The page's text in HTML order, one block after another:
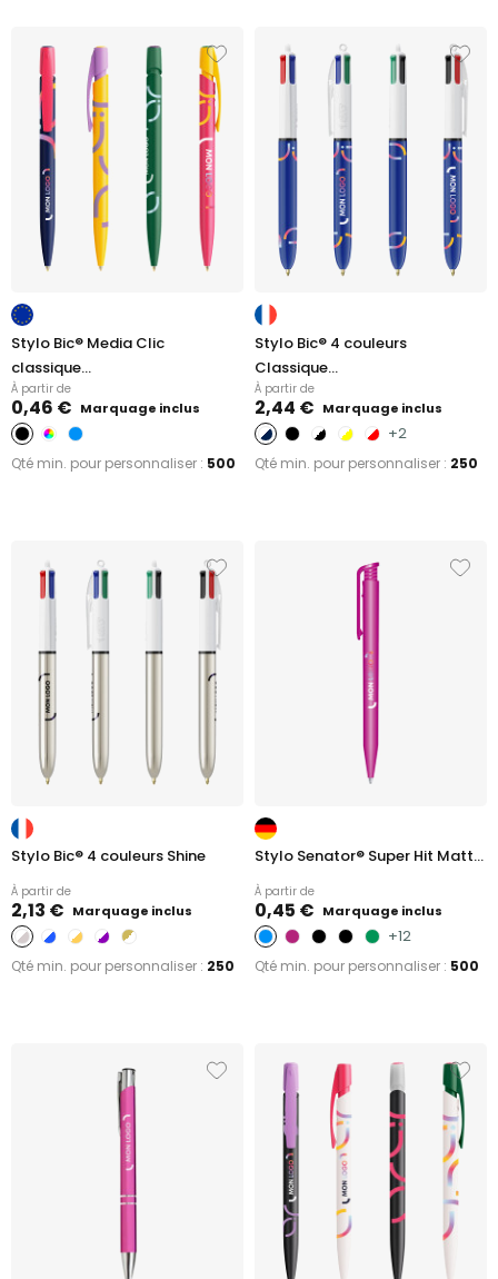
Stylo Bic® Media Clic
classique...
À partir de
0,46 € Marquage inclus
Qté min. pour personnaliser : 500
Stylo Bic® 4 couleurs
Classique...
À partir de
2,44 € Marquage inclus
+2
Qté min. pour personnaliser : 250
Stylo Bic® 4 couleurs Shine
À partir de
2,13 € Marquage inclus
Qté min. pour personnaliser : 250
Stylo Senator® Super Hit Matt...
À partir de
0,45 € Marquage inclus
+12
Qté min. pour personnaliser : 500